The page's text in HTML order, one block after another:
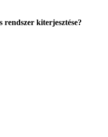
rendszer kiterjesztése?